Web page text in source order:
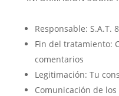
Responsable: S.A.T.
Fin del tratamiento:
comentarios
Legitimación: Tu
Comunicación de